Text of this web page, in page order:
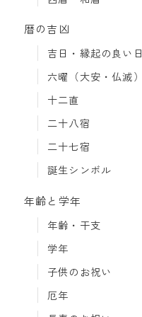
暦の吉凶
吉日・縁起の良い日
六曜（大安・仏滅）
十二直
二十八宿
二十七宿
誕生シンボル
年齢と学年
年齢・干支
学年
子供のお祝い
厄年